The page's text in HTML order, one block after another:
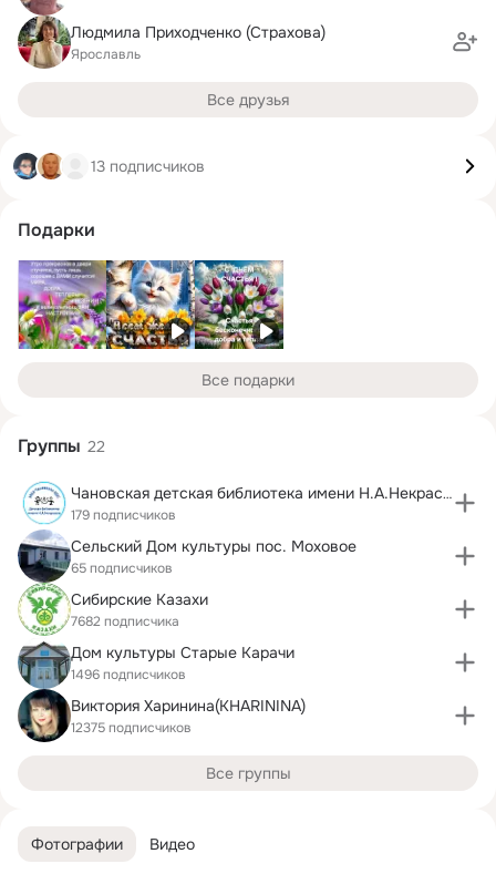
Фотографии Видео
Людмила Приходченко (Страхова)
Ярославль
Все друзья
13 подписчиков
Подарки
Все подарки
Группы 22
Чановская детская библиотека имени Н.А.Некрасова
179 подписчиков
Сельский Дом культуры пос. Моховое
65 подписчиков
Сибирские Казахи
7682 подписчика
Дом культуры Старые Карачи
1496 подписчиков
Виктория Харинина(KHARININA)
12375 подписчиков
Все группы